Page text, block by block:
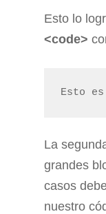
Esto lo
<code>
Esto
La
grandes
casos
nuestro